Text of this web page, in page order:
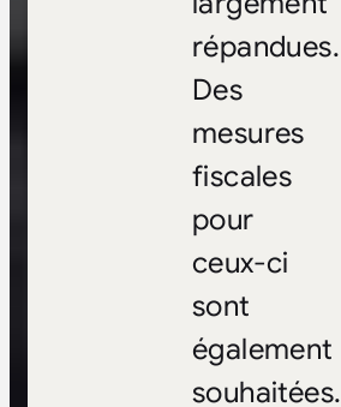
répandues.
Des
mesures
fiscales
pour
ceux-ci
sont
également
souhaitées.